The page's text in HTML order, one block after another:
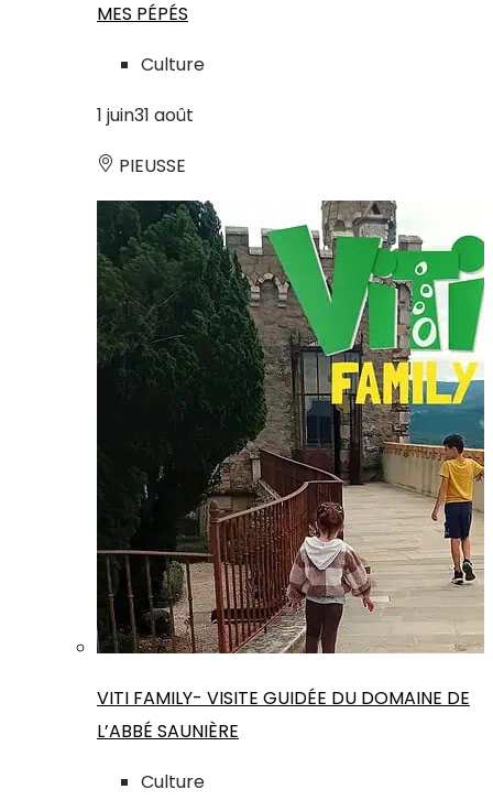
MES PÉPÉS
Culture
1 juin31 août
PIEUSSE
VITI FAMILY- VISITE GUIDÉE DU DOMAINE DE
L’ABBÉ SAUNIÈRE
Culture